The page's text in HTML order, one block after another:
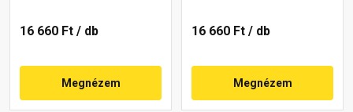
16 660 Ft / db
Megnézem
16 660 Ft / db
Megnézem